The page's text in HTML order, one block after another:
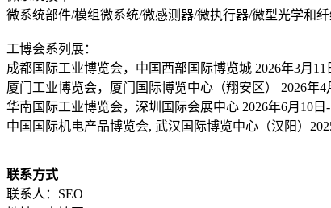
微系统部件/模组微系统/微感测器/微执行器/微型光学和
工博会系列展：
成都国际工业博览会，中国西部国际博览城 2026年3月11
厦门工业博览会，厦门国际博览中心（翔安区） 2026年4
华南国际工业博览会，深圳国际会展中心 2026年6月10日-
中国国际机电产品博览会, 武汉国际博览中心（汉阳）
联系方式
联系人：SEO